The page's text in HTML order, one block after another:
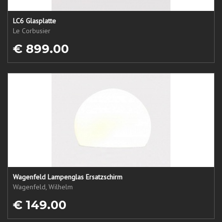
LC6 Glasplatte
Le Corbusier
€ 899.00
Wagenfeld Lampenglas Ersatzschirm
Wagenfeld, Wilhelm
€ 149.00